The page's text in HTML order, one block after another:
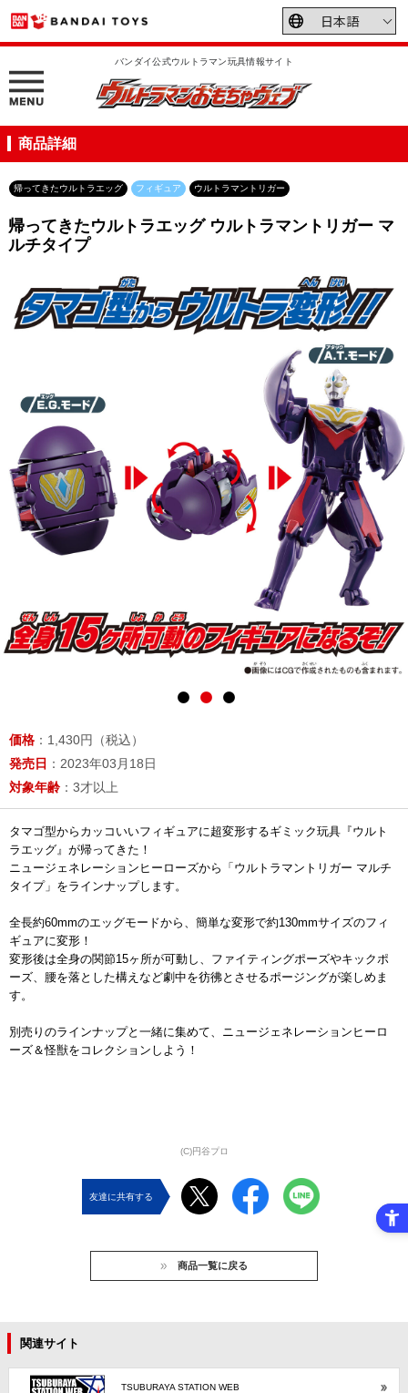
バンダイ公式ウルトラマン玩具情報サイト
商品詳細
帰ってきたウルトラエッグ フィギュア ウルトラマントリガー
帰ってきたウルトラエッグ ウルトラマントリガー マ
ルチタイプ
価格 ：1,430円（税込）
発売日 ：2023年03月18日
対象年齢 ：3才以上
タマゴ型からカッコいいフィギュアに超変形するギミック玩具『ウルト
ラエッグ』が帰ってきた！
ニュージェネレーションヒーローズから「ウルトラマントリガー マルチ
タイプ」をラインナップします。
全長約60mmのエッグモードから、簡単な変形で約130mmサイズのフィ
ギュアに変形！
変形後は全身の関節15ヶ所が可動し、ファイティングポーズやキックポ
ーズ、腰を落とした構えなど劇中を彷彿とさせるポージングが楽しめま
す。
別売りのラインナップと一緒に集めて、ニュージェネレーションヒーロ
ーズ＆怪獣をコレクションしよう！
(C)円谷プロ
友達に共有する
商品一覧に戻る
関連サイト
TSUBURAYA STATION WEB